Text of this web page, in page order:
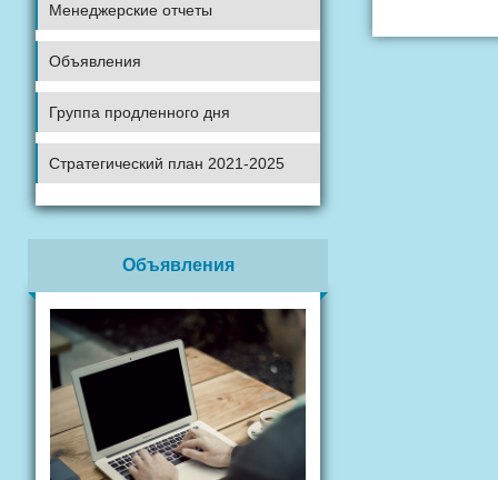
Менеджерские отчеты
Объявления
Группа продленного дня
Стратегический план 2021-2025
Объявления